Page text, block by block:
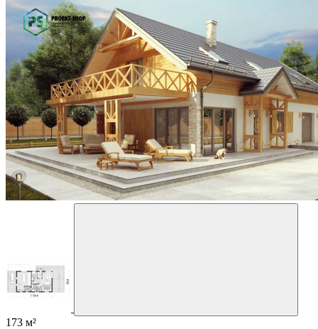
173 м²